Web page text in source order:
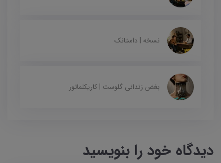
نسخه | داستانک
بغض زندانی گلوست | کاریکلماتور
دیدگاه خود را بنویسید